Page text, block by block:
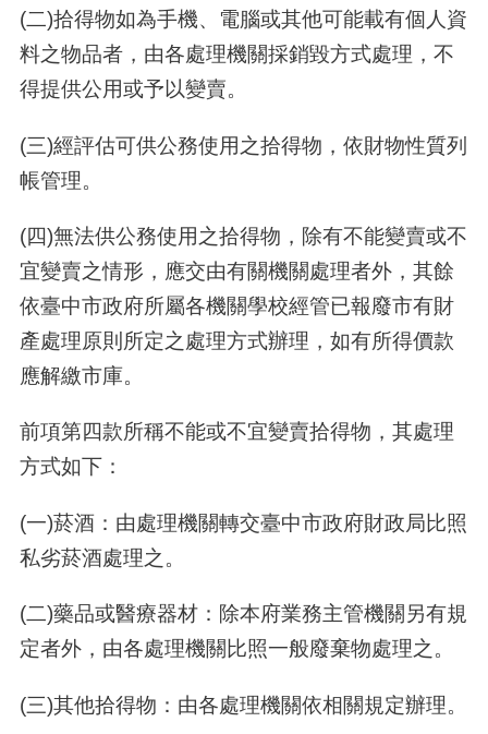
(二)拾得物如為手機、電腦或其他可能載有個人資
料之物品者，由各處理機關採銷毀方式處理，不
得提供公用或予以變賣。
(三)經評估可供公務使用之拾得物，依財物性質列
帳管理。
(四)無法供公務使用之拾得物，除有不能變賣或不
宜變賣之情形，應交由有關機關處理者外，其餘
依臺中市政府所屬各機關學校經管已報廢市有財
產處理原則所定之處理方式辦理，如有所得價款
應解繳市庫。
前項第四款所稱不能或不宜變賣拾得物，其處理
方式如下：
(一)菸酒：由處理機關轉交臺中市政府財政局比照
私劣菸酒處理之。
(二)藥品或醫療器材：除本府業務主管機關另有規
定者外，由各處理機關比照一般廢棄物處理之。
(三)其他拾得物：由各處理機關依相關規定辦理。